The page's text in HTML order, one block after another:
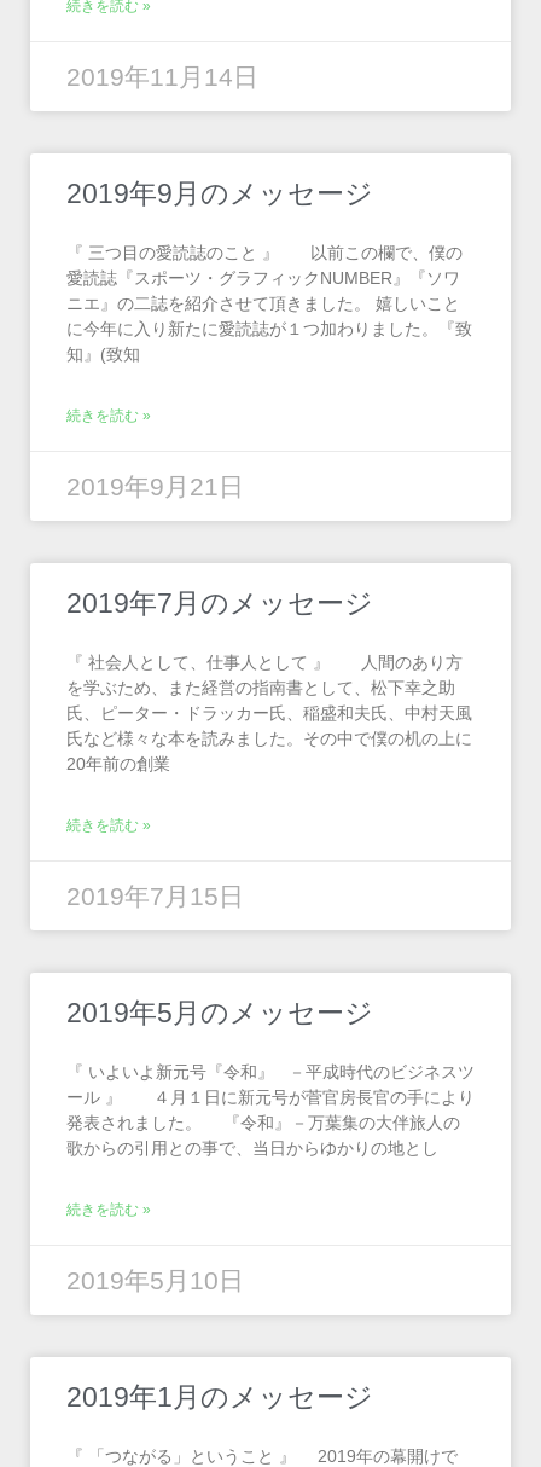
続きを読む »
2019年11月14日
2019年9月のメッセージ
『 三つ目の愛読誌のこと 』 以前この欄で、僕の
愛読誌『スポーツ・グラフィックNUMBER』『ソワ
ニエ』の二誌を紹介させて頂きました。 嬉しいこと
に今年に入り新たに愛読誌が１つ加わりました。『致
知』(致知
続きを読む »
2019年9月21日
2019年7月のメッセージ
『 社会人として、仕事人として 』 人間のあり方
を学ぶため、また経営の指南書として、松下幸之助
氏、ピーター・ドラッカー氏、稲盛和夫氏、中村天風
氏など様々な本を読みました。その中で僕の机の上に
20年前の創業
続きを読む »
2019年7月15日
2019年5月のメッセージ
『 いよいよ新元号『令和』 －平成時代のビジネスツ
ール 』 ４月１日に新元号が菅官房長官の手により
発表されました。 『令和』－万葉集の大伴旅人の
歌からの引用との事で、当日からゆかりの地とし
続きを読む »
2019年5月10日
2019年1月のメッセージ
『 「つながる」ということ 』 2019年の幕開けで